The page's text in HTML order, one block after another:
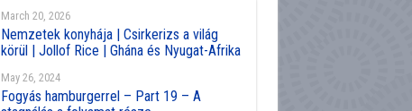
March 20, 2026
Nemzetek konyhája | Csirkerizs a világ
körül | Jollof Rice | Ghána és Nyugat-Afrika
May 26, 2024
Fogyás hamburgerrel – Part 19 – A